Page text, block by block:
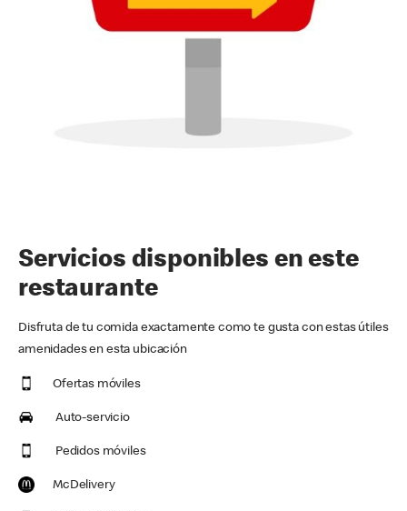
Servicios disponibles en este
restaurante
Disfruta de tu comida exactamente como te gusta con estas útiles
amenidades en esta ubicación
Ofertas móviles
Auto-servicio
Pedidos móviles
McDelivery